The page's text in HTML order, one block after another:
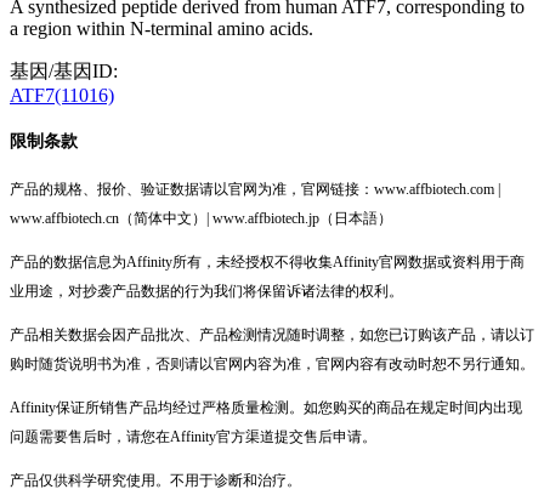
A synthesized peptide derived from human ATF7, corresponding to
a region within N-terminal amino acids.
基因/基因ID:
ATF7(11016)
限制条款
产品的规格、报价、验证数据请以官网为准，官网链接：www.affbiotech.com |
www.affbiotech.cn（简体中文）| www.affbiotech.jp（日本語）
产品的数据信息为Affinity所有，未经授权不得收集Affinity官网数据或资料用于商
业用途，对抄袭产品数据的行为我们将保留诉诸法律的权利。
产品相关数据会因产品批次、产品检测情况随时调整，如您已订购该产品，请以订
购时随货说明书为准，否则请以官网内容为准，官网内容有改动时恕不另行通知。
Affinity保证所销售产品均经过严格质量检测。如您购买的商品在规定时间内出现
问题需要售后时，请您在Affinity官方渠道提交售后申请。
产品仅供科学研究使用。不用于诊断和治疗。